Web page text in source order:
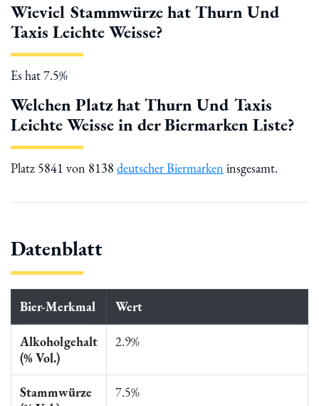
Wieviel Stammwürze hat Thurn Und
Taxis Leichte Weisse?
Es hat 7.5%
Welchen Platz hat Thurn Und Taxis
Leichte Weisse in der Biermarken Liste?
Platz 5841 von 8138 deutscher Biermarken insgesamt.
Datenblatt
Bier-Merkmal Wert
Alkoholgehalt
(% Vol.)
2.9%
Stammwürze
7.5%